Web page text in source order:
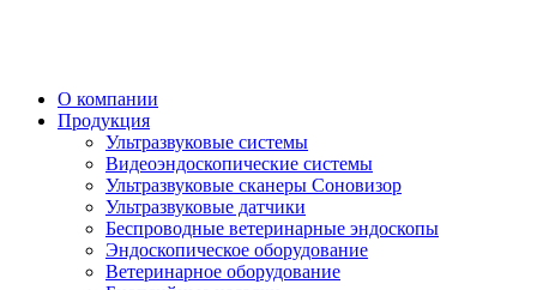
О компании
Продукция
Ультразвуковые системы
Видеоэндоскопические системы
Ультразвуковые сканеры Соновизор
Ультразвуковые датчики
Беспроводные ветеринарные эндоскопы
Эндоскопическое оборудование
Ветеринарное оборудование